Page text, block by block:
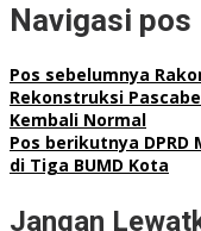
Navigasi pos
Pos sebelumnya
Rekonstruksi
Kembali Normal
Pos berikutnya
di Tiga BUMD Kota
Jangan